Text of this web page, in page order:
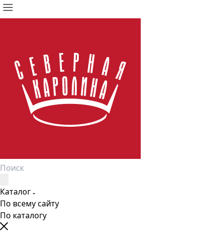
Каталог
По всему сайту
По каталогу